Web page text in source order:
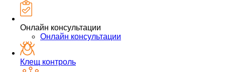
Онлайн консультации
Онлайн консультации
Клещ контроль